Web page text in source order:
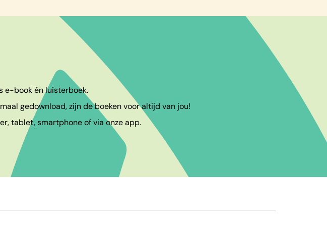
e-book én luisterboek.
gedownload, zijn de boeken voor altijd van jou!
tablet, smartphone of via onze app.